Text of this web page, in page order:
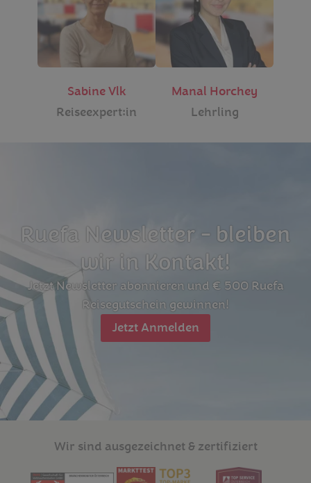
Sabine Vlk
Reiseexpert:in
Manal Horchey
Lehrling
Ruefa Newsletter - bleiben
wir in Kontakt!
Jetzt Newsletter abonnieren und € 500 Ruefa
Reisegutschein gewinnen!
Jetzt Anmelden
Wir sind ausgezeichnet & zertifiziert